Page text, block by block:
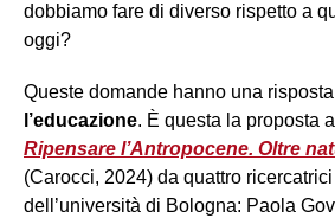
dobbiamo fare di diverso rispetto a
oggi?
Queste domande hanno una
l’educazione. È questa la proposta
Ripensare l’Antropocene. Oltre
(Carocci, 2024) da quattro
dell’università di Bologna: Paola